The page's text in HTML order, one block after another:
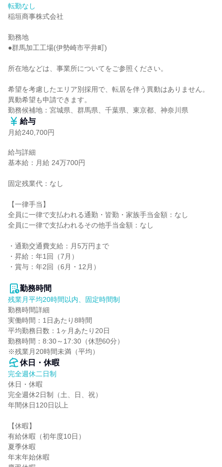
転勤なし
稲垣商事株式会社
勤務地
●群馬加工工場(伊勢崎市平井町)
所在地などは、事業所についてをご参照ください。
希望を考慮したエリア別採用で、転居を伴う異動はありません。
異動希望も申請できます。
勤務候補地：宮城県、群馬県、千葉県、東京都、神奈川県
給与
月給240,700円
給与詳細
基本給：月給 24万700円
固定残業代：なし
【一律手当】
全員に一律で支払われる通勤・皆勤・家族手当金額：なし
全員に一律で支払われるその他手当金額：なし
・通勤交通費支給：月5万円まで
・昇給：年1回（7月）
・賞与：年2回（6月・12月）
勤務時間
残業月平均20時間以内、固定時間制
勤務時間詳細
実働時間：1日あたり8時間
平均勤務日数：1ヶ月あたり20日
勤務時間：8:30～17:30（休憩60分）
※残業月20時間未満（平均）
休日・休暇
完全週休二日制
休日・休暇
完全週休2日制（土、日、祝）
年間休日120日以上
【休暇】
有給休暇（初年度10日）
夏季休暇
年末年始休暇